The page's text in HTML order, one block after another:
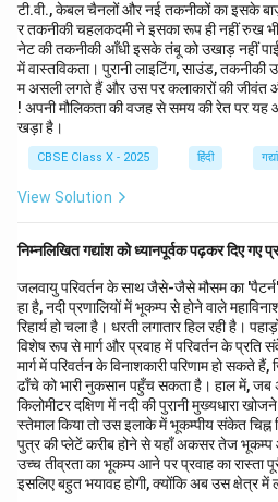
टी.वी., केबल चैनलों और नई तकनीकों का इसके
र तकनीकी चहलकदमी ने इसका रूप ही नहीं रुख
नेट की तकनीकी आँधी इसके तंबू को उखाड़ नहीं
में वास्तविकता। पुरानी लाइटिंग, साउंड,
म असली लगते हैं और उस पर कलाकारों की जीवंत और
! अपनी मौलिकता की वजह से समय की रेत पर
खड़ा है।
CBSE Class X - 2025 हिंदी
View Solution
निम्नलिखित गद्यांश को ध्यानपूर्वक पढ़कर दिए गए
जलवायु परिवर्तन के साथ जैसे-जैसे मौसम का
हा है, नदी प्रणालियों में भूकम्प से होने वाले
रिहार्य हो चला है। धरती लगातार हिल रही है।
विशेष रूप से मार्ग और प्रवाह में परिवर्तन के प्रति
मार्ग में परिवर्तन के विनाशकारी परिणाम हो सकते
ढाँचे को भारी नुकसान पहुँच सकता है। हाल में, जब
किलोमीटर दक्षिण में नदी की पुरानी मुख्यधारा
स्तेमाल किया तो उस इलाके में भूकम्पीय संकेत चिह्न
पुत्र की प्लेटें करीब होने से यहाँ अकसर तेज भूकम्प
उच्च तीव्रता का भूकम्प आने पर प्रवाह का रास्ता
इसलिए बहुत भयावह होगी, क्योंकि अब उस क्षेत्र में